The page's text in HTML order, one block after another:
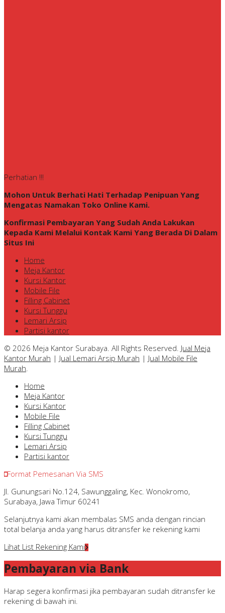
Perhatian !!!
Mohon Untuk Berhati Hati Terhadap Penipuan Yang
Mengatas Namakan Toko Online Kami.
Konfirmasi Pembayaran Yang Sudah Anda Lakukan
Kepada Kami Melalui Kontak Kami Yang Berada Di Dalam
Situs Ini
Home
Meja Kantor
Kursi Kantor
Mobile File
Filling Cabinet
Kursi Tunggu
Lemari Arsip
Partisi kantor
© 2026 Meja Kantor Surabaya. All Rights Reserved. Jual Meja
Kantor Murah | Jual Lemari Arsip Murah | Jual Mobile File
Murah
Home
Meja Kantor
Kursi Kantor
Mobile File
Filling Cabinet
Kursi Tunggu
Lemari Arsip
Partisi kantor
Format Pemesanan Via SMS
Jl. Gunungsari No.124, Sawunggaling, Kec. Wonokromo,
Surabaya, Jawa Timur 60241
Selanjutnya kami akan membalas SMS anda dengan rincian
total belanja anda yang harus ditransfer ke rekening kami
Lihat List Rekening Kami
Pembayaran via Bank
Harap segera konfirmasi jika pembayaran sudah ditransfer ke
rekening di bawah ini.